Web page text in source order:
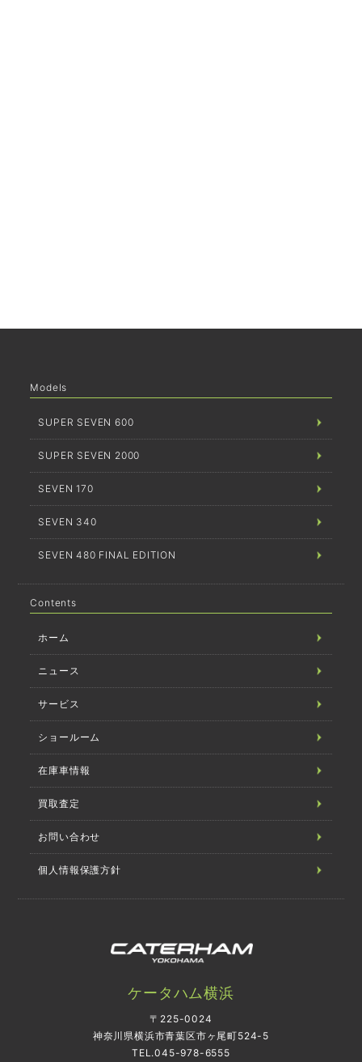
Models
SUPER SEVEN 600
SUPER SEVEN 2000
SEVEN 170
SEVEN 340
SEVEN 480 FINAL EDITION
Contents
ホーム
ニュース
サービス
ショールーム
在庫車情報
買取査定
お問い合わせ
個人情報保護方針
ケータハム横浜
〒225-0024
神奈川県横浜市青葉区市ヶ尾町524-5
TEL.045-978-6555